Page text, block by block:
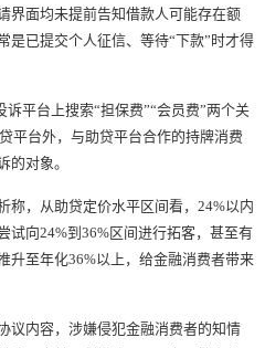
面均未提前告知借款人可能存在额
是已提交个人征信、等待“下款”时才得
平台上搜索“担保费”“会员费”两个关
平台外，与助贷平台合作的持牌消费
的对象。
，从助贷定价水平区间看，24%以内
试向24%到36%区间进行拓客，甚至有
升至年化36%以上，给金融消费者带来
内容，涉嫌侵犯金融消费者的知情